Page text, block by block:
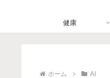
健康
ホーム AI